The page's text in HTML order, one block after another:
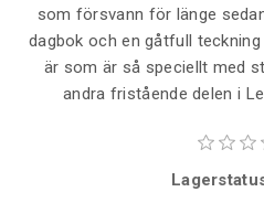
som försvann för länge
dagbok och en gåtfull
är som är så speciellt med
andra fristående delen i